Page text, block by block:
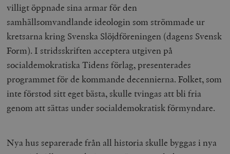
villigt öppnade sina armar för den
samhällsomvandlande ideologin som strömmade ur
kretsarna kring Svenska Slöjdföreningen (dagens Svensk
Form). I stridsskriften acceptera utgiven på
socialdemokratiska Tidens förlag, presenterades
programmet för de kommande decennierna. Folket, som
inte förstod sitt eget bästa, skulle tvingas att bli fria
genom att sättas under socialdemokratisk förmyndare.
Nya hus separerade från all historia skulle byggas i nya